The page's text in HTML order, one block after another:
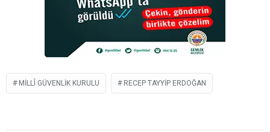
MILLÎ GÜVENLIK KURULU RECEP TAYYIP ERDOĞAN